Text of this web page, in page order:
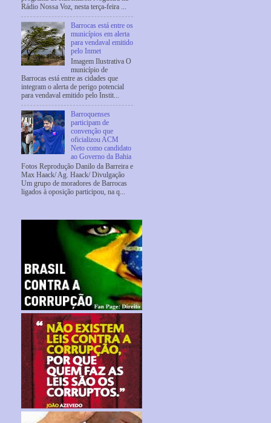
Rádio Nossa Voz, nesta terça-feira ...
Barrocas está entre os
municípios em alerta
para vendaval emitido
pelo Inmet
Imagem Ilustrativa O
município de
Barrocas está entre as cidades que
integram o alerta de perigo potencial
para vendaval emitido pelo Instit...
Barroquenses
participam de
convenção que
oficializou ACM
Neto como candidato
ao Governo da Bahia
Fotos Reprodução Danilo da Barreira e
Max Haack/ Ag. Haack/ Divulgação
Um grupo de moradores de Barrocas
ligados à oposição participou, na q...